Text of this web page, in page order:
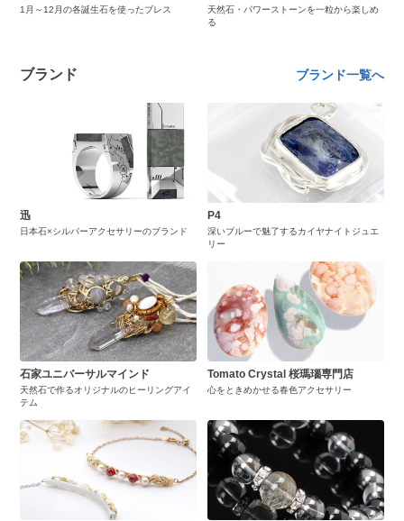
1月～12月の各誕生石を使ったブレス
天然石・パワーストーンを一粒から楽しめ
る
ブランド ブランド一覧へ
迅
日本石×シルバーアクセサリーのブランド
P4
深いブルーで魅了するカイヤナイトジュエ
リー
石家ユニバーサルマインド
天然石で作るオリジナルのヒーリングアイ
テム
Tomato Crystal 桜瑪瑙専門店
心をときめかせる春色アクセサリー